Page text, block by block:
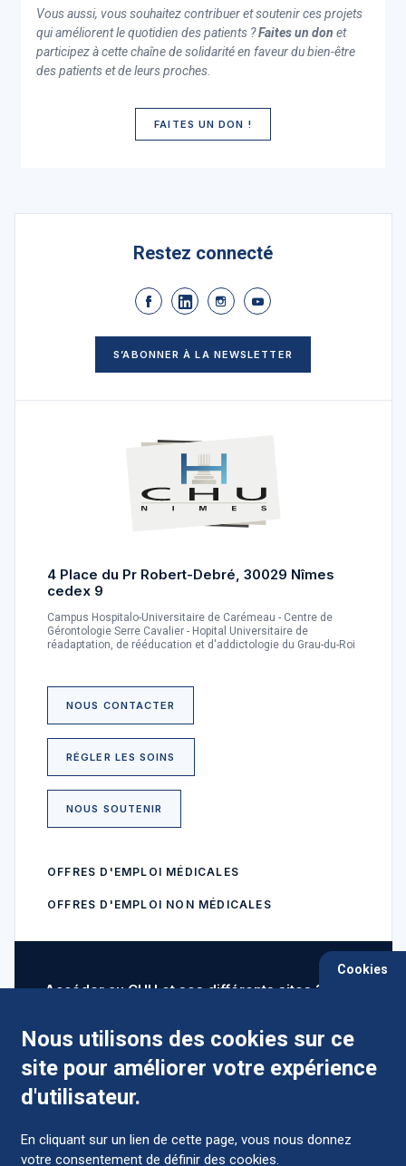
Vous aussi, vous souhaitez contribuer et soutenir ces projets
qui améliorent le quotidien des patients ?Faites un don et
participez à cette chaîne de solidarité en faveur du bien-être
des patients et de leurs proches.
FAITES UN DON !
Restez connecté
S’ABONNER À LA NEWSLETTER
4 Place du Pr Robert-Debré, 30029 Nîmes
cedex 9
Campus Hospitalo-Universitaire de Carémeau - Centre de
Gérontologie Serre Cavalier - Hopital Universitaire de
réadaptation, de rééducation et d'addictologie du Grau-du-Roi
NOUS CONTACTER
RÉGLER LES SOINS
NOUS SOUTENIR
OFFRES D'EMPLOI MÉDICALES
OFFRES D'EMPLOI NON MÉDICALES
Accéder au CHU et ses différents sites ?
Comment préparer mon hospitalisation ?
Cookies
Nous utilisons des cookies sur ce
site pour améliorer votre expérience
d'utilisateur.
En cliquant sur un lien de cette page, vous nous donnez
votre consentement de définir des cookies.